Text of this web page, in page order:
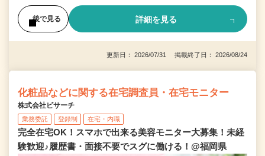
後で見る 詳細を見る
更新日： 2026/07/31 掲載終了日： 2026/08/24
化粧品などに関する在宅調査員・在宅モニター
株式会社ビサーチ
業務委託 登録制 在宅・内職
完全在宅OK！スマホで出来る美容モニター大募集！未経
験歓迎♪履歴書・面接不要でスグに働ける！@福岡県